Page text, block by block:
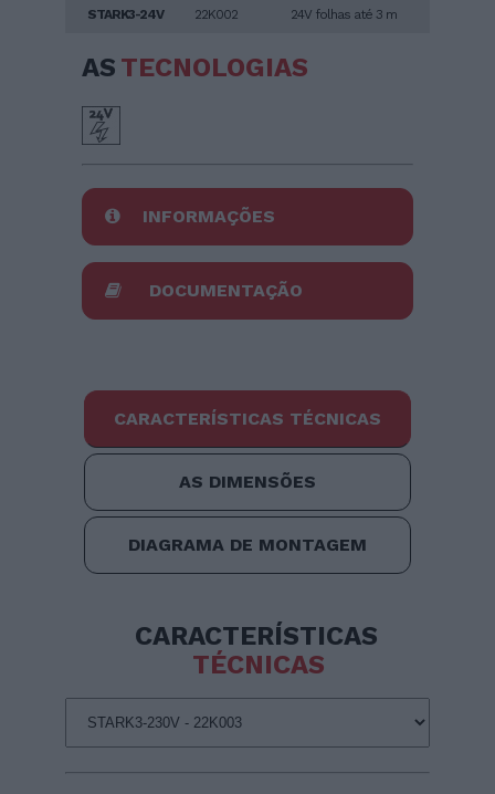
STARK3-24V 22K002 24V folhas até 3 m
AS TECNOLOGIAS
INFORMAÇÕES
DOCUMENTAÇÃO
CARACTERÍSTICAS TÉCNICAS
AS DIMENSÕES
DIAGRAMA DE MONTAGEM
CARACTERÍSTICAS
TÉCNICAS